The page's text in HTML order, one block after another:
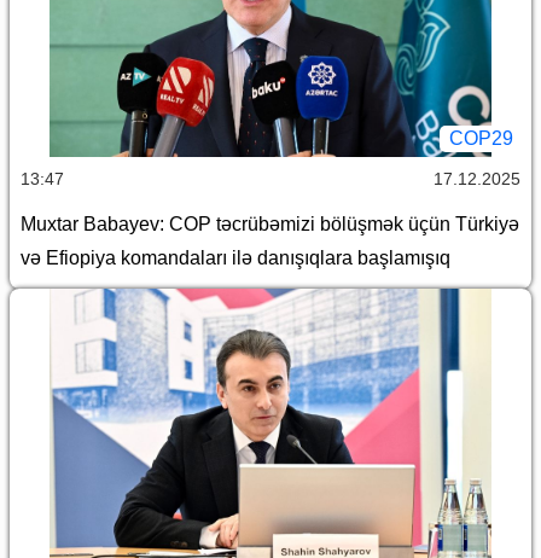
COP29
13:47 17.12.2025
Muxtar Babayev: COP təcrübəmizi bölüşmək üçün Türkiyə
və Efiopiya komandaları ilə danışıqlara başlamışıq